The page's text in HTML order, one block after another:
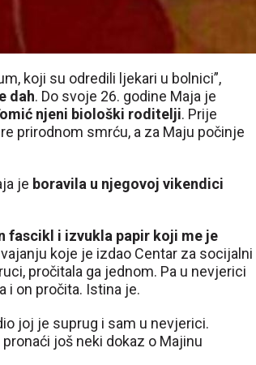
koji su odredili ljekari u bolnici”,
dah. Do svoje 26. godine Maja je
njeni biološki roditelji. Prije
prirodnom smrću, a za Maju počinje
je boravila u njegovoj vikendici
fascikl i izvukla papir koji me je
koje je izdao Centar za socijalni
pročitala ga jednom. Pa u nevjerici
i on pročita. Istina je.
joj je suprug i sam u nevjerici.
još neki dokaz o Majinu